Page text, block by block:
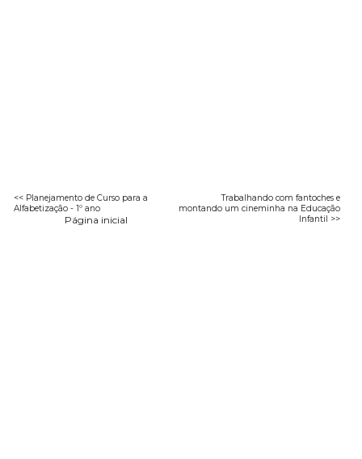
<< Planejamento de Curso para a
Alfabetização - 1º ano
Trabalhando com fantoches e
montando um cineminha na Educação
Infantil >>
Página inicial